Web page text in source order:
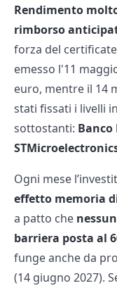
Rendimento
rimborso
forza del
emesso l'11
euro, mentre il 14
stati fissati i livelli
sottostanti: Banco
Ogni mese
effetto memoria
a patto che
barriera posta al
funge anche da
(14 giugno 2027).